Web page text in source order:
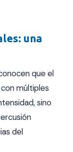
una
que el
múltiples
sino
del